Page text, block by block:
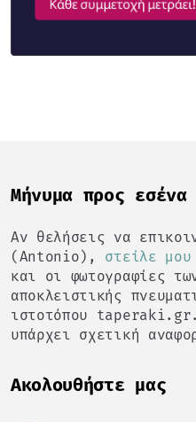
Mήνυμα προς εσένα
Αν θελήσεις να
(Antonio), στείλε μου
και οι φωτογραφίες
αποκλειστικής
ιστοτόπου
υπάρχει σχετική
Ακολουθήστε μας